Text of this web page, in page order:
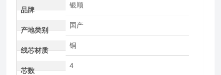
品牌
银顺
产地类别
国产
线芯材质
铜
芯数
4